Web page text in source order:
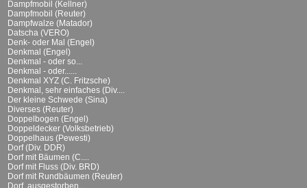
Dampfmobil (Kellner)
Dampfmobil (Reuter)
Dampfwalze (Matador)
Datscha (VERO)
Denk- oder Mal (Engel)
Denkmal (Engel)
Denkmal - oder so...
Denkmal - oder......
Denkmal XYZ (C. Fritzsche)
Denkmal, sehr einfaches (Div....
Der kleine Schwede (Sina)
Diverses (Reuter)
Doppelbogen (Engel)
Doppeldecker (Volksbetrieb)
Doppelhaus (Pewesti)
Dorf (Div. DDR)
Dorf mit Bäumen (C....
Dorf mit Fluss (Div. BRD)
Dorf mit Rundbäumen (Reuter)
Dorf, ausgestorben...